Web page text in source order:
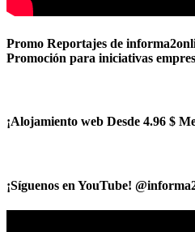
Promo Reportajes de
Promoción para iniciativas
¡Alojamiento web Desde 4.96 $
¡Síguenos en YouTube!